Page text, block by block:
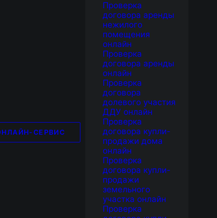
СЕРВИС
Проверка
договора аренды
нежилого
помещения
онлайн
Проверка
договора аренды
онлайн
Проверка
договора
долевого участия
ДДУ онлайн
Проверка
договора купли-
продажи дома
онлайн
Проверка
договора купли-
продажи
земельного
участка онлайн
Проверка